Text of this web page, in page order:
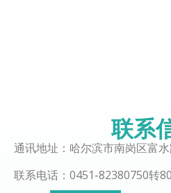
联系
通讯地址：哈尔滨市南岗区富
联系电话：0451-82380750转